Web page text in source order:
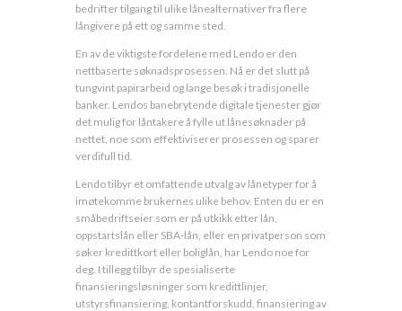
bedrifter tilgang til ulike lånealternativer fra flere
långivere på ett og samme sted.
En av de viktigste fordelene med Lendo er den
nettbaserte søknadsprosessen. Nå er det slutt på
tungvint papirarbeid og lange besøk i tradisjonelle
banker. Lendos banebrytende digitale tjenester gjør
det mulig for låntakere å fylle ut lånesøknader på
nettet, noe som effektiviserer prosessen og sparer
verdifull tid.
Lendo tilbyr et omfattende utvalg av lånetyper for å
imøtekomme brukernes ulike behov. Enten du er en
småbedriftseier som er på utkikk etter lån,
oppstartslån eller SBA-lån, eller en privatperson som
søker kredittkort eller boliglån, har Lendo noe for
deg. I tillegg tilbyr de spesialiserte
finansieringsløsninger som kredittlinjer,
utstyrsfinansiering, kontantforskudd, finansiering av